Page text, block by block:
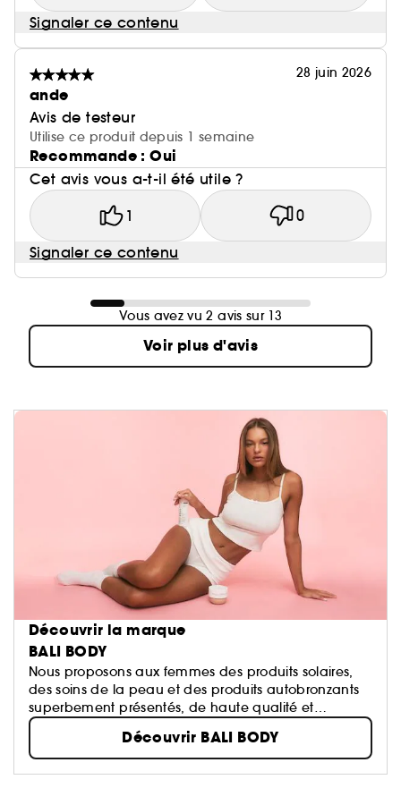
Signaler ce contenu
28 juin 2026
ande
Avis de testeur
Utilise ce produit depuis 1 semaine
Recommande : Oui
Cet avis vous a-t-il été utile ?
1 0
Signaler ce contenu
Vous avez vu 2 avis sur 13
Voir plus d'avis
Découvrir la marque
BALI BODY
Nous proposons aux femmes des produits solaires,
des soins de la peau et des produits autobronzants
superbement présentés, de haute qualité et
abordables.
Chez Bali Body, notre objectif est de faire en sorte
que vous puissiez toujours emporter un rayon de
soleil avec vous, en tout lieu et en toute occasion.
Découvrir BALI BODY